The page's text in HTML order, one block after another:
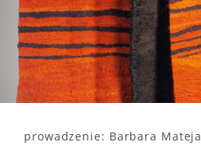
prowadzenie: Barbara Mateja